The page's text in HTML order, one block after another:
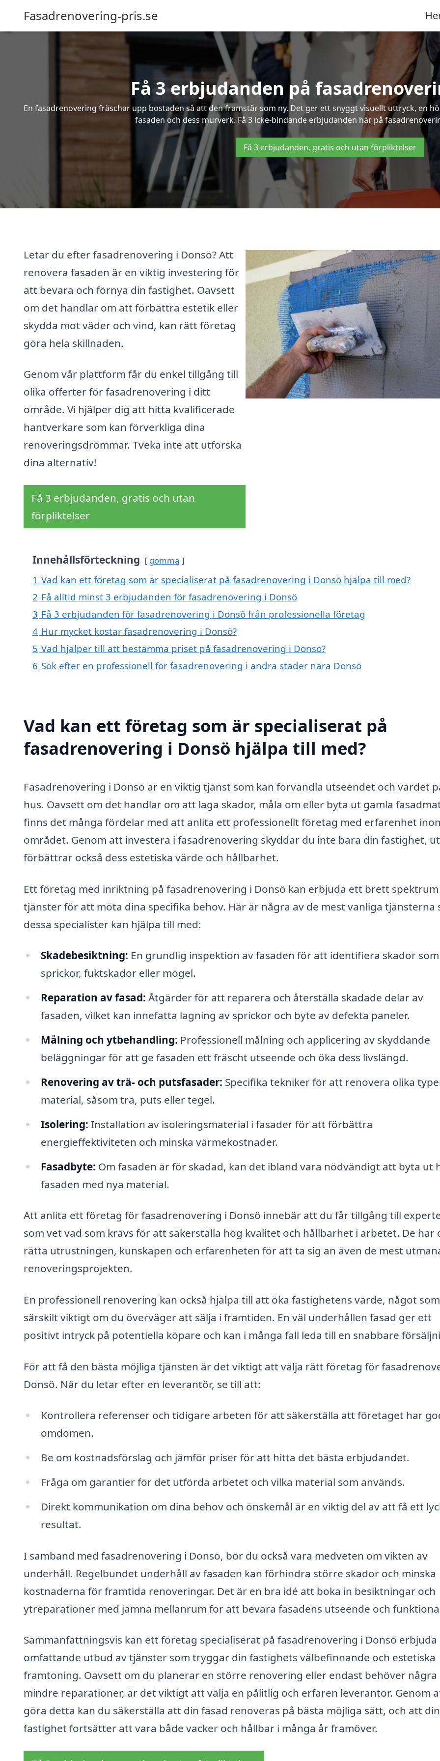
Fasadrenovering-pris.se
Få 3 erbjudanden på
En fasadrenovering fräschar upp bostaden så att den framstår som ny. Det ger ett snyggt visuellt uttryck, en
fasaden och dess murverk. Få 3 icke-bindande erbjudanden här på
Få 3 erbjudanden, gratis och utan förpliktelser
Letar du efter fasadrenovering i Donsö? Att
renovera fasaden är en viktig investering för
att bevara och förnya din fastighet. Oavsett
om det handlar om att förbättra estetik eller
skydda mot väder och vind, kan rätt företag
göra hela skillnaden.
Genom vår plattform får du enkel tillgång till
olika offerter för fasadrenovering i ditt
område. Vi hjälper dig att hitta kvalificerade
hantverkare som kan förverkliga dina
renoveringsdrömmar. Tveka inte att utforska
dina alternativ!
Få 3 erbjudanden, gratis och utan
förpliktelser
Innehållsförteckning gömma
1 Vad kan ett företag som är specialiserat på fasadrenovering i Donsö hjälpa till med?
2 Få alltid minst 3 erbjudanden för fasadrenovering i Donsö
3 Få 3 erbjudanden för fasadrenovering i Donsö från professionella företag
4 Hur mycket kostar fasadrenovering i Donsö?
5 Vad hjälper till att bestämma priset på fasadrenovering i Donsö?
6 Sök efter en professionell för fasadrenovering i andra städer nära Donsö
Vad kan ett företag som är specialiserat på
fasadrenovering i Donsö hjälpa till med?
Fasadrenovering i Donsö är en viktig tjänst som kan förvandla utseendet och värdet
hus. Oavsett om det handlar om att laga skador, måla om eller byta ut gamla
finns det många fördelar med att anlita ett professionellt företag med erfarenhet
området. Genom att investera i fasadrenovering skyddar du inte bara din fastighet,
förbättrar också dess estetiska värde och hållbarhet.
Ett företag med inriktning på fasadrenovering i Donsö kan erbjuda ett brett
tjänster för att möta dina specifika behov. Här är några av de mest vanliga tjänsterna
dessa specialister kan hjälpa till med:
Skadebesiktning: En grundlig inspektion av fasaden för att identifiera skador som
sprickor, fuktskador eller mögel.
Reparation av fasad: Åtgärder för att reparera och återställa skadade delar av
fasaden, vilket kan innefatta lagning av sprickor och byte av defekta paneler.
Målning och ytbehandling: Professionell målning och applicering av skyddande
beläggningar för att ge fasaden ett fräscht utseende och öka dess livslängd.
Renovering av trä- och putsfasader: Specifika tekniker för att renovera olika
material, såsom trä, puts eller tegel.
Isolering: Installation av isoleringsmaterial i fasader för att förbättra
energieffektiviteten och minska värmekostnader.
Fasadbyte: Om fasaden är för skadad, kan det ibland vara nödvändigt att byta ut
fasaden med nya material.
Att anlita ett företag för fasadrenovering i Donsö innebär att du får tillgång till
som vet vad som krävs för att säkerställa hög kvalitet och hållbarhet i arbetet. De har
rätta utrustningen, kunskapen och erfarenheten för att ta sig an även de mest
renoveringsprojekten.
En professionell renovering kan också hjälpa till att öka fastighetens värde, något
särskilt viktigt om du överväger att sälja i framtiden. En väl underhållen fasad ger ett
positivt intryck på potentiella köpare och kan i många fall leda till en snabbare
För att få den bästa möjliga tjänsten är det viktigt att välja rätt företag för
Donsö. När du letar efter en leverantör, se till att:
Kontrollera referenser och tidigare arbeten för att säkerställa att företaget har
omdömen.
Be om kostnadsförslag och jämför priser för att hitta det bästa erbjudandet.
Fråga om garantier för det utförda arbetet och vilka material som används.
Direkt kommunikation om dina behov och önskemål är en viktig del av att få ett
resultat.
I samband med fasadrenovering i Donsö, bör du också vara medveten om vikten av
underhåll. Regelbundet underhåll av fasaden kan förhindra större skador och minska
kostnaderna för framtida renoveringar. Det är en bra idé att boka in besiktningar och
ytreparationer med jämna mellanrum för att bevara fasadens utseende och
Sammanfattningsvis kan ett företag specialiserat på fasadrenovering i Donsö
omfattande utbud av tjänster som tryggar din fastighets välbefinnande och estetiska
framtoning. Oavsett om du planerar en större renovering eller endast behöver några
mindre reparationer, är det viktigt att välja en pålitlig och erfaren leverantör. Genom
göra detta kan du säkerställa att din fasad renoveras på bästa möjliga sätt, och att din
fastighet fortsätter att vara både vacker och hållbar i många år framöver.